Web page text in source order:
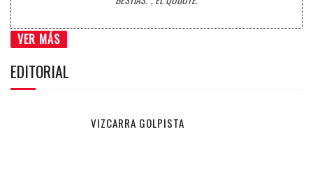
VER MÁS
EDITORIAL
VIZCARRA GOLPISTA